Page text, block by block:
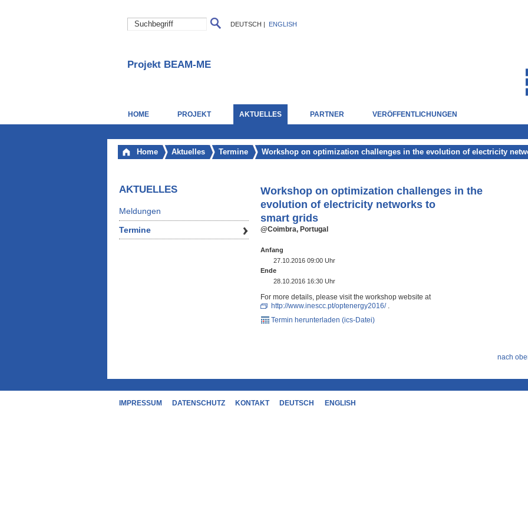
DEUTSCH | ENGLISH
Projekt BEAM-ME
HOME PROJEKT AKTUELLES PARTNER VERÖFFENTLICHUNGEN
Home Aktuelles Termine Workshop on optimization challenges in the evolution of electricity
AKTUELLES
Meldungen
Termine
Workshop on optimization challenges in the
evolution of electricity networks to
smart grids
@Coimbra, Portugal
Anfang
27.10.2016 09:00 Uhr
Ende
28.10.2016 16:30 Uhr
For more details, please visit the workshop website at
http://www.inescc.pt/optenergy2016/.
Termin herunterladen (ics-Datei)
nach
IMPRESSUM DATENSCHUTZ KONTAKT DEUTSCH ENGLISH